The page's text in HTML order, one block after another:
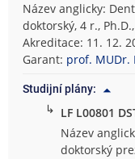
Název anglicky:
doktorský, 4 r.,
Akreditace: 11. 12.
Garant: prof. MUDr.
Studijní plány:
↳ LF L00801
Název
doktorský